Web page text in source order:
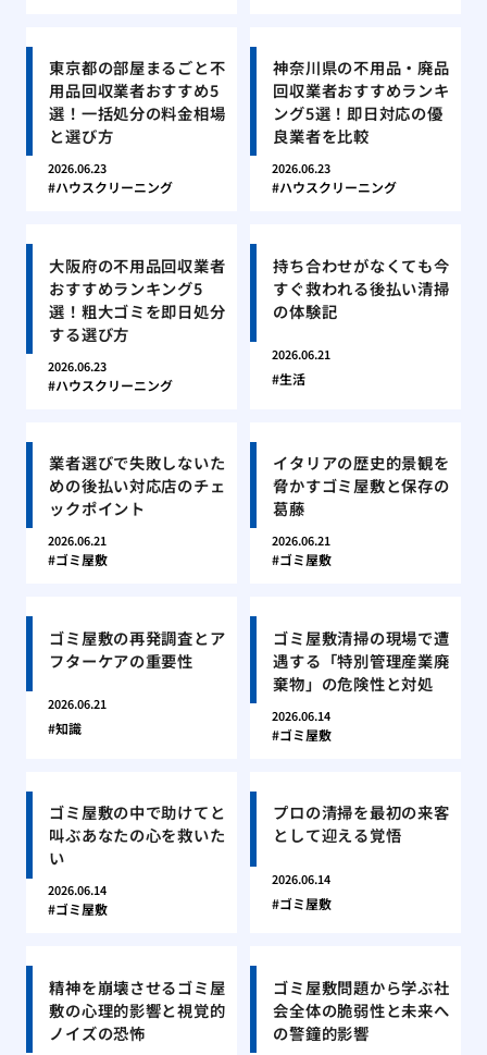
東京都の部屋まるごと不
用品回収業者おすすめ5
選！一括処分の料金相場
と選び方
2026.06.23
ハウスクリーニング
神奈川県の不用品・廃品
回収業者おすすめランキ
ング5選！即日対応の優
良業者を比較
2026.06.23
ハウスクリーニング
大阪府の不用品回収業者
おすすめランキング5
選！粗大ゴミを即日処分
する選び方
2026.06.23
ハウスクリーニング
持ち合わせがなくても今
すぐ救われる後払い清掃
の体験記
2026.06.21
生活
業者選びで失敗しないた
めの後払い対応店のチェ
ックポイント
2026.06.21
ゴミ屋敷
イタリアの歴史的景観を
脅かすゴミ屋敷と保存の
葛藤
2026.06.21
ゴミ屋敷
ゴミ屋敷の再発調査とア
フターケアの重要性
2026.06.21
知識
ゴミ屋敷清掃の現場で遭
遇する「特別管理産業廃
棄物」の危険性と対処
2026.06.14
ゴミ屋敷
ゴミ屋敷の中で助けてと
叫ぶあなたの心を救いた
い
2026.06.14
ゴミ屋敷
プロの清掃を最初の来客
として迎える覚悟
2026.06.14
ゴミ屋敷
精神を崩壊させるゴミ屋
敷の心理的影響と視覚的
ノイズの恐怖
ゴミ屋敷問題から学ぶ社
会全体の脆弱性と未来へ
の警鐘的影響